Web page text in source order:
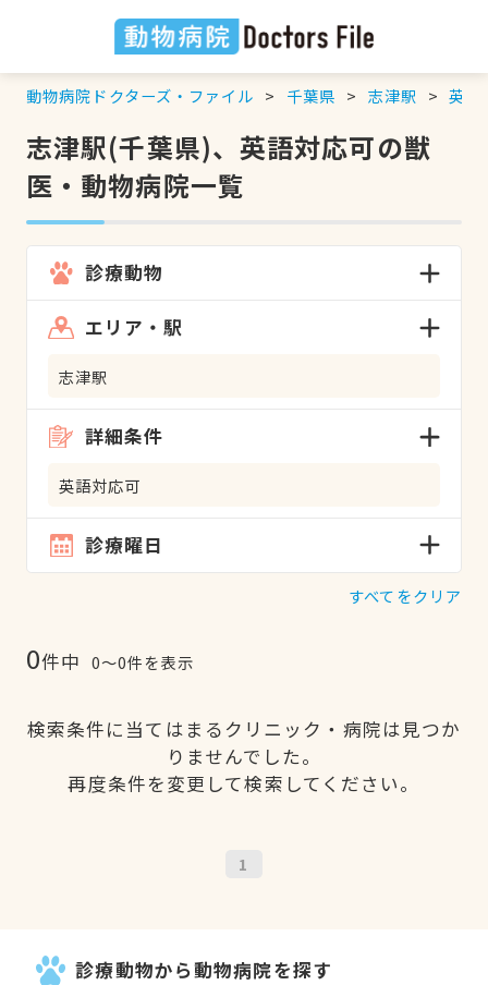
動物病院ドクターズ・ファイル 千葉県 志津駅 英語
志津駅(千葉県)、英語対応可の獣
医・動物病院一覧
診療動物
エリア・駅
志津駅
詳細条件
英語対応可
診療曜日
すべてをクリア
0件中 0〜0件を表示
検索条件に当てはまるクリニック・病院は見つか
りませんでした。
再度条件を変更して検索してください。
1
診療動物から動物病院を探す